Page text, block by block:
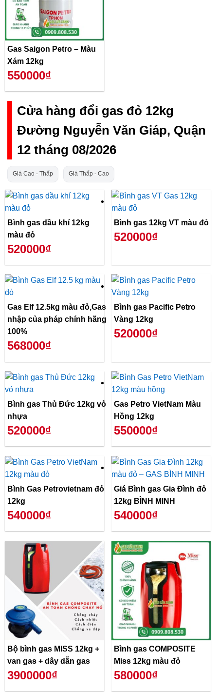
Gas Saigon Petro – Màu
Xám 12kg
550000₫
Cửa hàng đổi gas đỏ 12kg
Đường Nguyễn Văn Giáp, Quận
12 tháng 08/2026
Giá Cao - Thấp Giá Thấp - Cao
Bình gas dầu khí 12kg
màu đỏ
520000₫
Bình gas 12kg VT màu đỏ
520000₫
Gas Elf 12.5kg màu đỏ,Gas
nhập của pháp chính hãng
100%
568000₫
Bình gas Pacific Petro
Vàng 12kg
520000₫
Bình gas Thủ Đức 12kg vỏ
nhựa
520000₫
Gas Petro VietNam Màu
Hồng 12kg
550000₫
Bình Gas Petrovietnam đỏ
12kg
540000₫
Giá Bình gas Gia Đình đỏ
12kg BÌNH MINH
540000₫
Bộ bình gas MISS 12kg +
van gas + dây dẫn gas
3900000₫
Bình gas COMPOSITE
Miss 12kg màu đỏ
580000₫